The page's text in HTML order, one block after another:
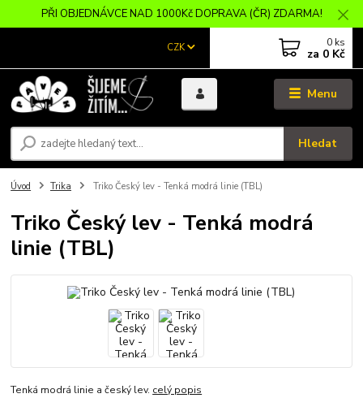
PŘI OBJEDNÁVCE NAD 1000Kč DOPRAVA (ČR) ZDARMA!
Menu
CZK
Hledat
0 ks
za 0 Kč
Úvod Trika Triko Český lev - Tenká modrá linie (TBL)
Triko Český lev - Tenká modrá
linie (TBL)
Tenká modrá linie a český lev. celý popis